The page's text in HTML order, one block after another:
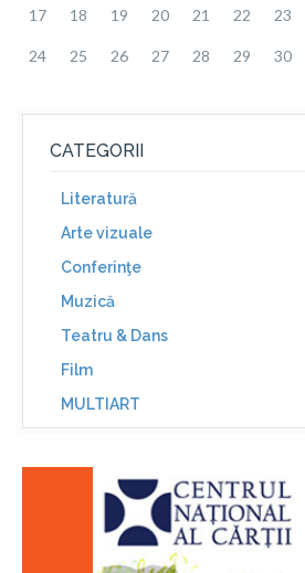
17 18 19 20 21 22 23
24 25 26 27 28 29 30
CATEGORII
Literatură
Arte vizuale
Conferinţe
Muzică
Teatru & Dans
Film
MULTIART